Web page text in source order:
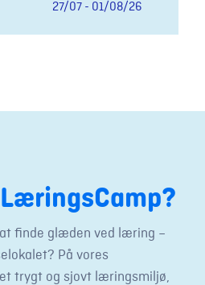
27/07 - 01/08/26
finde glæden ved læring –
På vores
trygt og sjovt læringsmiljø,